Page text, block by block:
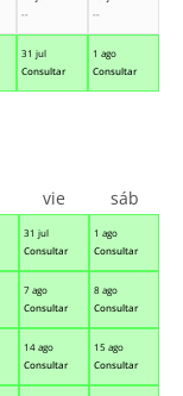
--
--
31 jul
Consultar
1 ago
Consultar
31 jul
Consultar
1 ago
Consultar
7 ago
Consultar
8 ago
Consultar
14 ago
Consultar
15 ago
Consultar
vie sáb